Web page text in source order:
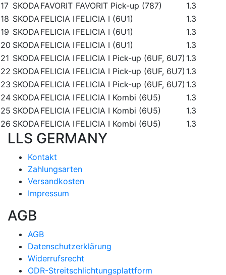
17 SKODAFAVORIT FAVORIT Pick-up (787)
1.3
18 SKODAFELICIA I FELICIA I (6U1)
1.3
19 SKODAFELICIA I FELICIA I (6U1)
1.3
20 SKODAFELICIA I FELICIA I (6U1)
1.3
21 SKODAFELICIA I FELICIA I Pick-up (6UF, 6U7) 1.3
22 SKODAFELICIA I FELICIA I Pick-up (6UF, 6U7) 1.3
23 SKODAFELICIA I FELICIA I Pick-up (6UF, 6U7) 1.3
24 SKODAFELICIA I FELICIA I Kombi (6U5)
1.3
25 SKODAFELICIA I FELICIA I Kombi (6U5)
1.3
26 SKODAFELICIA I FELICIA I Kombi (6U5) 1.3
LLS GERMANY
Kontakt
Zahlungsarten
Versandkosten
Impressum
AGB
AGB
Datenschutzerklärung
Widerrufsrecht
ODR-Streitschlichtungsplattform